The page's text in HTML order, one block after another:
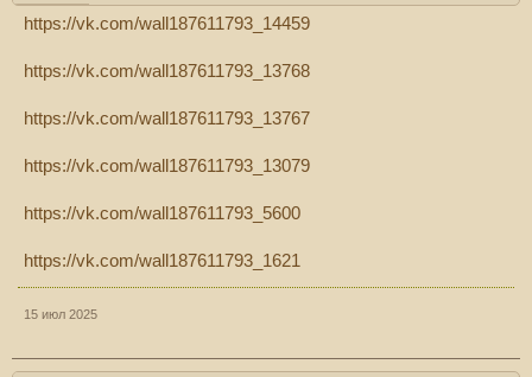
https://vk.com/wall187611793_14459
https://vk.com/wall187611793_13768
https://vk.com/wall187611793_13767
https://vk.com/wall187611793_13079
https://vk.com/wall187611793_5600
https://vk.com/wall187611793_1621
15 июл 2025